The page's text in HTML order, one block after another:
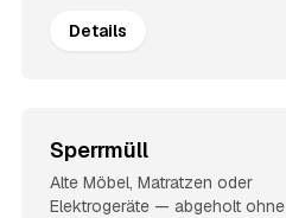
Details
Sperrmüll
Alte Möbel, Matratzen oder
Elektrogeräte — abgeholt ohne